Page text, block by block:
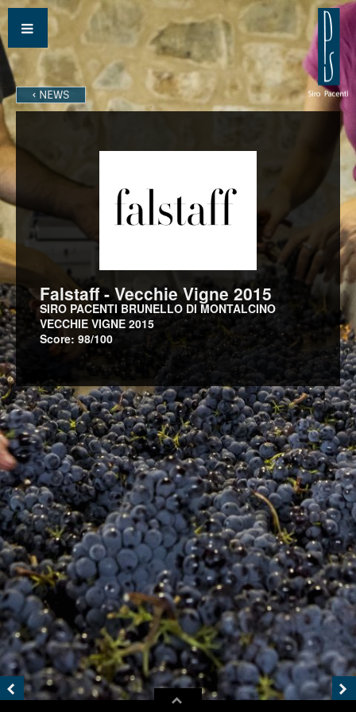
‹ NEWS
Falstaff - Vecchie Vigne 2015
SIRO PACENTI BRUNELLO DI MONTALCINO
VECCHIE VIGNE 2015
Score: 98/100